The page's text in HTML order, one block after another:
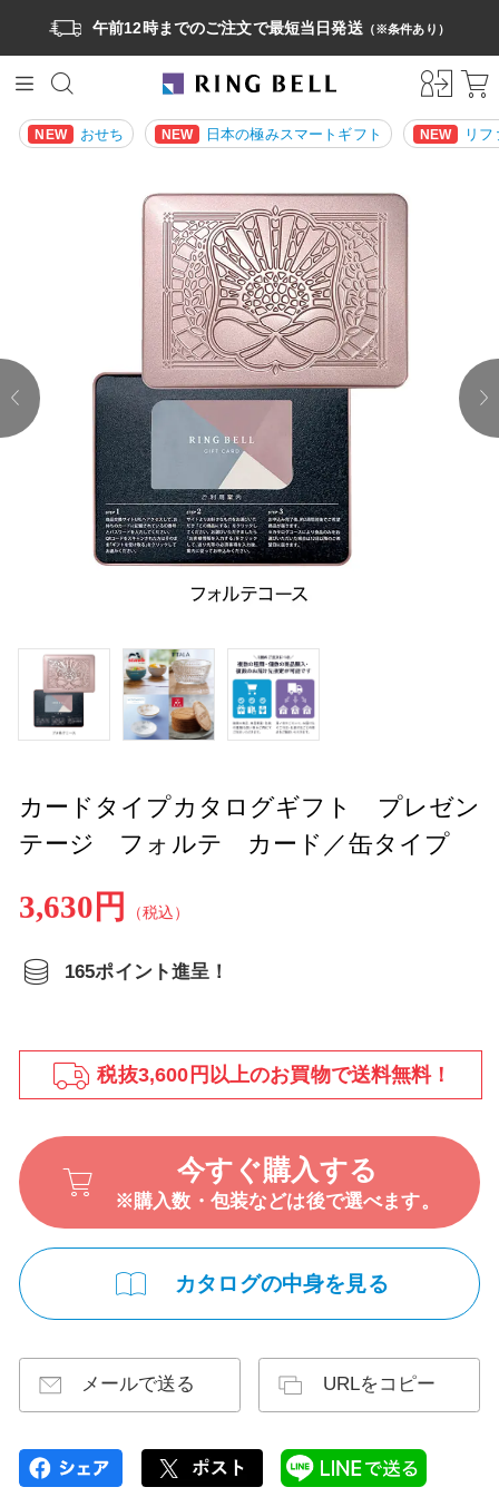
午前12時までのご注文で最短当日発送（※条件あり）
NEW おせち NEW 日本の極みスマートギフト NEW リ
prev
カードタイプカタログギフト プレゼン
テージ フォルテ カード／缶タイプ
3,630円 （税込）
165ポイント進呈！
税抜3,600円以上のお買物で送料無料！
今すぐ購入する
※購入数・包装などは後で選べます。
カタログの中身を見る
メールで送る URLをコピー